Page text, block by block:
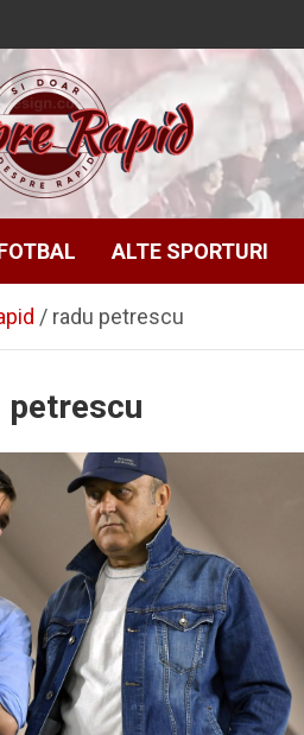
ALTE SPORTURI
radu petrescu
petrescu